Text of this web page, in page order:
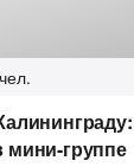
мини-группе